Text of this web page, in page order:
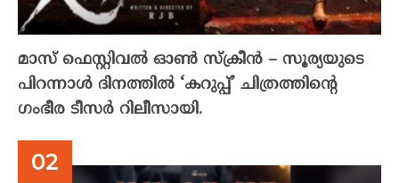
മാസ് ഫെസ്റ്റിവൽ ഓൺ സ്‌ക്രീൻ – സൂര്യയുടെ
പിറന്നാൾ ദിനത്തിൽ ‘കറുപ്പ്’ ചിത്രത്തിന്റെ
ഗംഭീര ടീസർ റിലീസായി.